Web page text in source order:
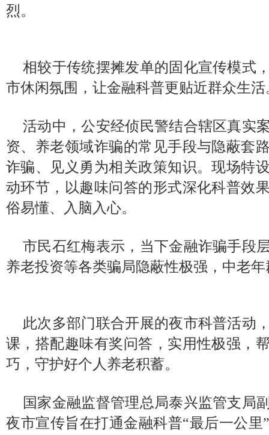
烈。
相较于传统摆摊发单的固化宣传模式
市休闲氛围，让金融科普更贴近群众生活
活动中，公安经侦民警结合辖区真实
资、养老领域诈骗的常见手段与隐蔽套
诈骗、见义勇为相关政策知识。现场特
动环节，以趣味问答的形式深化科普效
俗易懂、入脑入心。
市民石红梅表示，当下金融诈骗手段
养老投资等各类骗局隐蔽性极强，中老
此次多部门联合开展的夜市科普活动
课，搭配趣味有奖问答，实用性极强，
巧，守护好个人养老积蓄。
国家金融监督管理总局泰兴监管支局
夜市宣传旨在打通金融科普“最后一公里